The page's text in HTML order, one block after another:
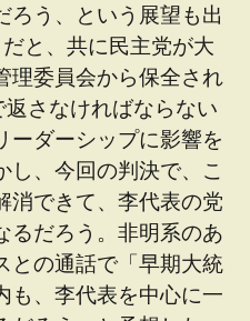
ろう、という展望も出
と、共に民主党が大
理委員会から保全され
さなければならない
ーダーシップに影響を
し、今回の判決で、こ
消できて、李代表の党
るだろう。非明系のあ
との通話で「早期大統
も、李代表を中心に一